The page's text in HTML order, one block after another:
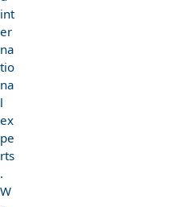
int
er
na
tio
na
l
ex
pe
rts
.
W